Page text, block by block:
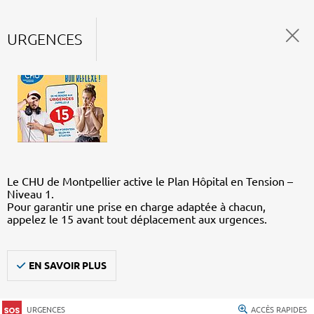
URGENCES
Le CHU de Montpellier active le Plan Hôpital en Tension –
Niveau 1.
Pour garantir une prise en charge adaptée à chacun,
appelez le 15 avant tout déplacement aux urgences.
EN SAVOIR PLUS
URGENCES ACCÈS RAPIDES